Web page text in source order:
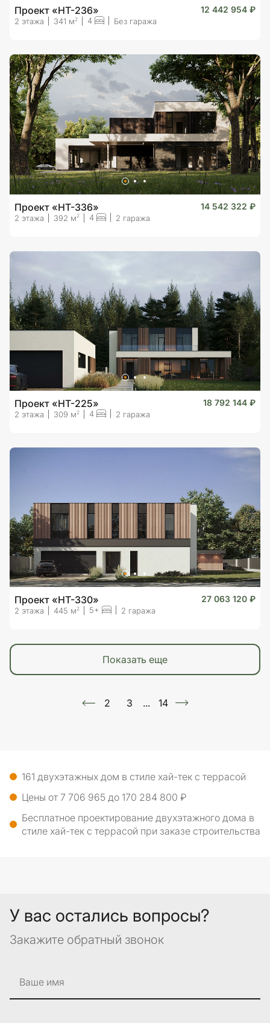
Проект «HT-236» 12 442 954 ₽
2 этажа 341 м 2 4 Без гаража
Проект «HT-336» 14 542 322 ₽
2 этажа 392 м2 4 2 гаража
Проект «HT-225» 18 792 144 ₽
2 этажа 309 м 2 4 2 гаража
Проект «HT-330» 27 063 120 ₽
2 этажа 445 м2 5+ 2 гаража
показать еще
2 3 ... 14
161 двухэтажных дом в стиле хай-тек с террасой
Цены от 7 706 965 до 170 284 800 ₽
Бесплатное проектирование двухэтажного дома в
стиле хай-тек с террасой при заказе строительства
У вас остались вопросы?
Закажите обратный звонок
Ваше имя